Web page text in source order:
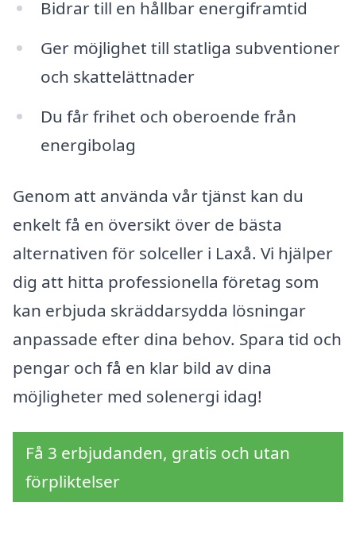
Bidrar till en hållbar energiframtid
Ger möjlighet till statliga subventioner
och skattelättnader
Du får frihet och oberoende från
energibolag
Genom att använda vår tjänst kan du
enkelt få en översikt över de bästa
alternativen för solceller i Laxå. Vi hjälper
dig att hitta professionella företag som
kan erbjuda skräddarsydda lösningar
anpassade efter dina behov. Spara tid och
pengar och få en klar bild av dina
möjligheter med solenergi idag!
Få 3 erbjudanden, gratis och utan
förpliktelser